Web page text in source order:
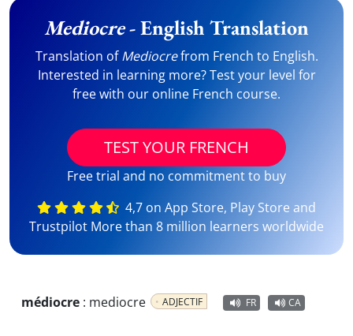
Mediocre- English Translation
Translation ofMediocrefrom French to English.
Interested in learning more? Test your level for
free with our online French course.
TEST YOUR FRENCH
Free trial and no commitment to buy
4,7 on App Store, Play Store and
Trustpilot More than 8 million learners worldwide
médiocre : mediocre ADJECTIF FR CA